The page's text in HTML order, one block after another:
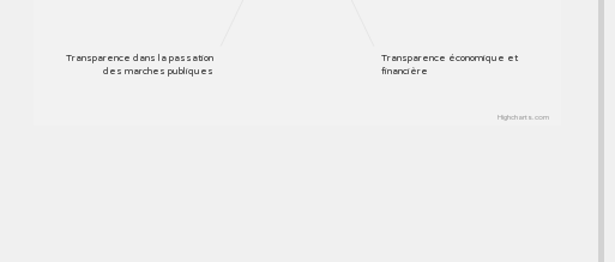
Transparence économique et
financière
Transparence dans la passation
des marches publiques
Highcharts.com